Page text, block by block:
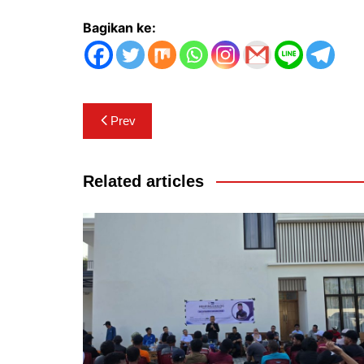
Bagikan ke:
Navigasi
pos
Prev
Related articles